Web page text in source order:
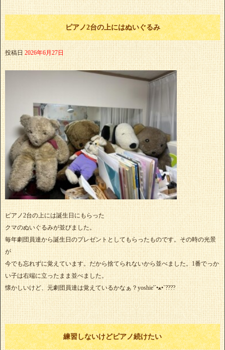
ピアノ2台の上にはぬいぐるみ
投稿日 2026年6月27日
ピアノ2台の上には誕生日にもらった
クマのぬいぐるみが並びました。
毎年劇団員達から誕生日のプレゼントとしてもらったものです。その時の光景
が
今でも忘れずに覚えています。だから捨てられないから並べました。1番でっか
い子は右端に立ったまま並べました。
懐かしいけど、元劇団員達は覚えているかなぁ？yoshie'‎´•ﻌ•`????
練習しないけどピアノ続けたい